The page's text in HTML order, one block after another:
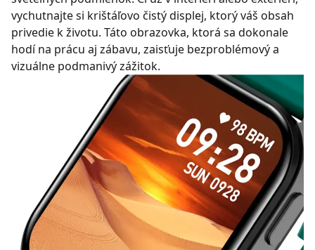
vychutnajte si krištáľovo čistý displej, ktorý váš obsah
privedie k životu. Táto obrazovka, ktorá sa dokonale
hodí na prácu aj zábavu, zaisťuje bezproblémový a
vizuálne podmanivý zážitok.